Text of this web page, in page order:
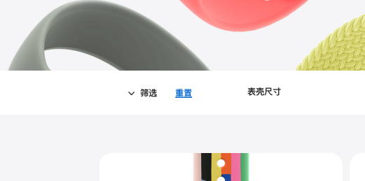
筛选 重置 表壳尺寸